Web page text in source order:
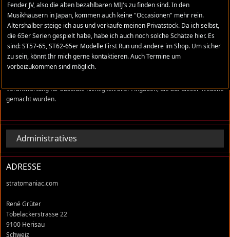
Ich weise darauf hin, dass die hier verwendeten Herstellerbezeichnungen
und Markennamen der jeweiligen Firmen im Allgemeinen, dem
warenzeichen-, marken- oder patentrechtlichen Schutz unterliegen. Ich
stehe in keinem Zusammenhang mit diesen Firmen und Namen und alle
Äusserungen, sind meine persönlichen Meinungen und Erfahrungswerte,
die ich mir in den vielen Jahren, die ich im Gitarrenhandel tätig war,
angeeignet habe. Trotz sorgfältigster Prüfung können sich Irrtümer,
Verantwortung für absolute Richtigkeit aller Angaben, die auf dieser Website
gemacht wurden.
Administratives
ADRESSE
stratomaniac.com
René Grüter
Tobelackerstrasse 22
9100 Herisau
Schweiz
Fender JV, also die alten bezahlbaren MIJ's zu finden sind. In den
Musikhäusern in Japan, kommen auch keine "Occasionen" mehr rein.
Altershalber steige ich aus und verkaufe meinen Privatstock. Da ich selbst,
die 65er Serien gespielt habe, habe ich auch noch solche Schätze hier. Es
sind: ST57-65, ST62-65er Modelle First Run und andere im Shop. Um sicher
zu sein, könnt Ihr mich gerne kontaktieren. Auch Termine um
vorbeizukommen sind möglich.